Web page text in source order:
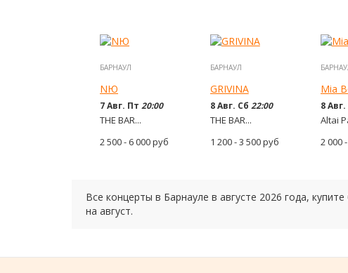
БАРНАУЛ
NЮ
7 Авг. Пт 20:00
THE BAR...
2 500 - 6 000руб
БАРНАУЛ
GRIVINA
8 Авг. Сб 22:00
THE BAR...
1 200 - 3 500руб
Mia
8
Altai
2 000
Все концерты в Барнауле в августе 2026 года,
на август.